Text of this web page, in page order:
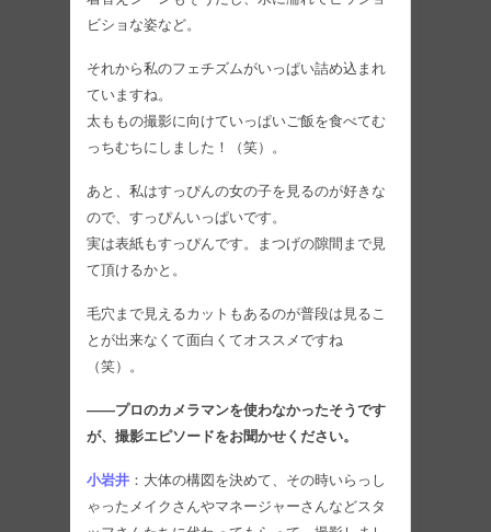
ビショな姿など。
それから私のフェチズムがいっぱい詰め込まれ
ていますね。
太ももの撮影に向けていっぱいご飯を食べてむ
っちむちにしました！（笑）。
あと、私はすっぴんの女の子を見るのが好きな
ので、すっぴんいっぱいです。
実は表紙もすっぴんです。まつげの隙間まで見
て頂けるかと。
毛穴まで見えるカットもあるのが普段は見るこ
とが出来なくて面白くてオススメですね
（笑）。
――プロのカメラマンを使わなかったそうです
が、撮影エピソードをお聞かせください。
小岩井 ：大体の構図を決めて、その時いらっし
ゃったメイクさんやマネージャーさんなどスタ